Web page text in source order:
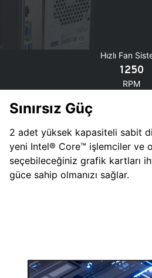
Hızlı Fan
1250
RPM
Sınırsız Güç
2 adet yüksek kapasiteli sabit
yeni Intel® Core™ işlemciler ve
seçebileceğiniz grafik kartları
güce sahip olmanızı sağlar.